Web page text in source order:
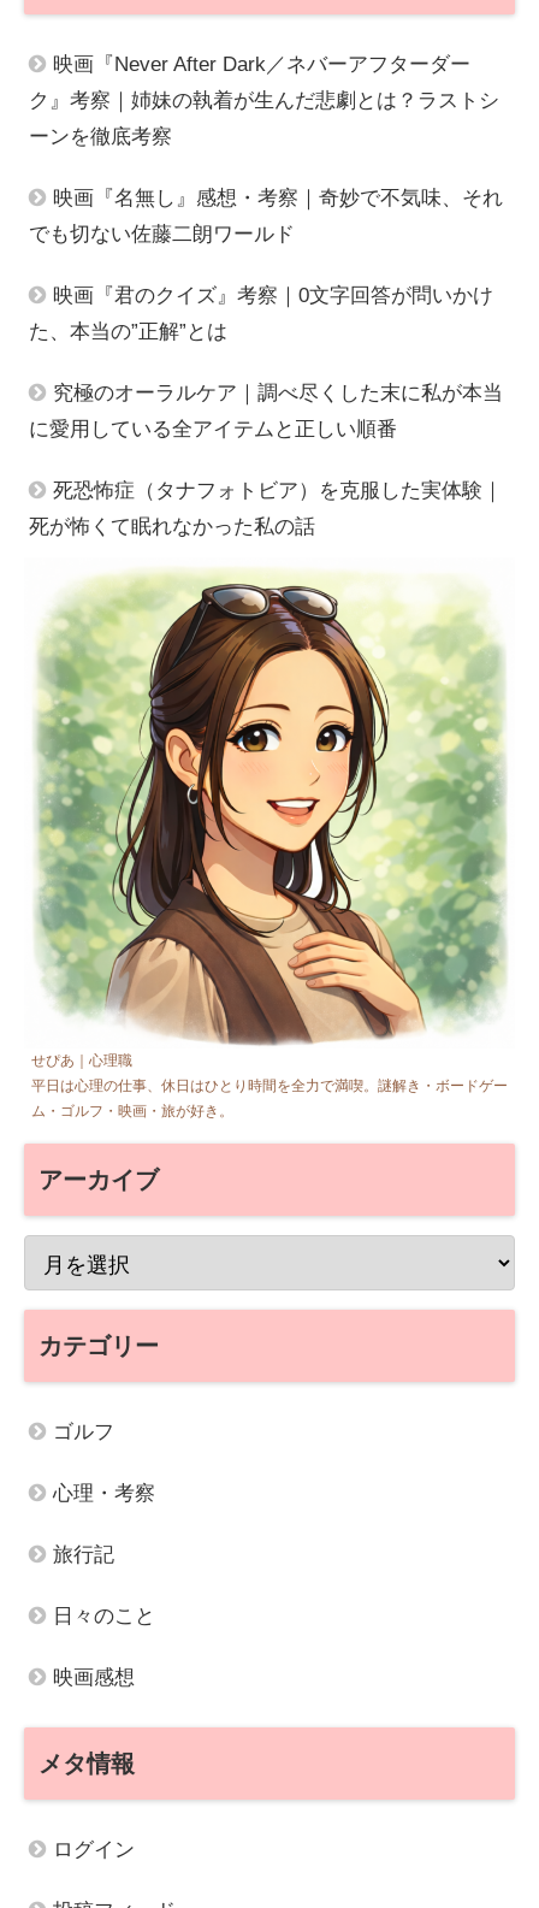
映画『Never After Dark／ネバーアフターダー
ク』考察｜姉妹の執着が生んだ悲劇とは？ラストシ
ーンを徹底考察
映画『名無し』感想・考察｜奇妙で不気味、それ
でも切ない佐藤二朗ワールド
映画『君のクイズ』考察｜0文字回答が問いかけ
た、本当の”正解”とは
究極のオーラルケア｜調べ尽くした末に私が本当
に愛用している全アイテムと正しい順番
死恐怖症（タナフォトビア）を克服した実体験｜
死が怖くて眠れなかった私の話
せぴあ｜心理職
平日は心理の仕事、休日はひとり時間を全力で満喫。謎解き・ボードゲー
ム・ゴルフ・映画・旅が好き。
アーカイブ
カテゴリー
ゴルフ
心理・考察
旅行記
日々のこと
映画感想
メタ情報
ログイン